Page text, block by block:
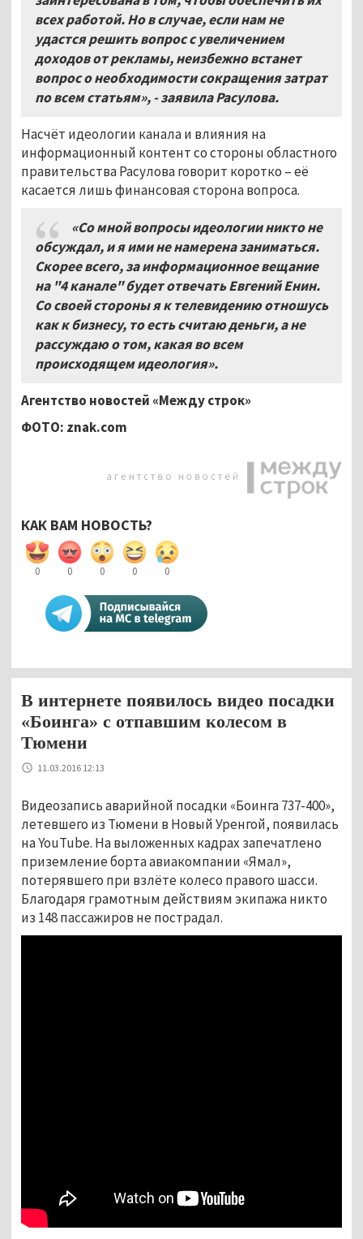
всех работой. Но в случае, если нам не
удастся решить вопрос с увеличением
доходов от рекламы, неизбежно встанет
вопрос о необходимости сокращения затрат
по всем статьям», - заявила Расулова.
Насчёт идеологии канала и влияния на
информационный контент со стороны областного
правительства Расулова говорит коротко – её
касается лишь финансовая сторона вопроса.
«Со мной вопросы идеологии никто не
обсуждал, и я ими не намерена заниматься.
Скорее всего, за информационное вещание
на "4 канале" будет отвечать Евгений Енин.
Со своей стороны я к телевидению отношусь
как к бизнесу, то есть считаю деньги, а не
рассуждаю о том, какая во всем
происходящем идеология».
Агентство новостей «Между строк»
ФОТО: znak.com
КАК ВАМ НОВОСТЬ?
0 0 0 0 0
В интернете появилось видео посадки
«Боинга» с отпавшим колесом в
Тюмени
11.03.2016 12:13
Видеозапись аварийной посадки «Боинга 737-400»,
летевшего из Тюмени в Новый Уренгой, появилась
на YouTube. На выложенных кадрах запечатлено
приземление борта авиакомпании «Ямал»,
потерявшего при взлёте колесо правого шасси.
Благодаря грамотным действиям экипажа никто
из 148 пассажиров не пострадал.